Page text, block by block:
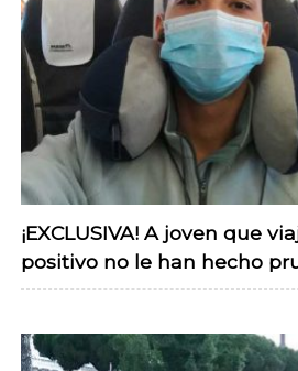
¡EXCLUSIVA! A joven que
positivo no le han hecho